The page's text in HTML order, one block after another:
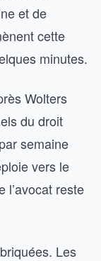
et de
cette
minutes.
Wolters
du droit
semaine
vers le
l’avocat reste
Les